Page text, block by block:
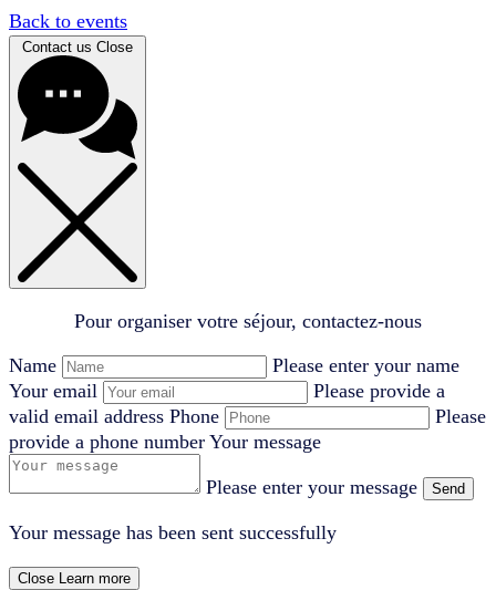
Back to events
Contact us Close
Pour organiser votre séjour, contactez-nous
Name
Please enter your name
Your email
Please provide a
valid email address Phone
Please
provide a phone number Your message
Please enter your message Send
Your message has been sent successfully
Close Learn more